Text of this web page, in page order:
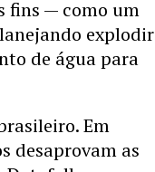
fins — como um
explodir
de água para
Em
desaprovam as